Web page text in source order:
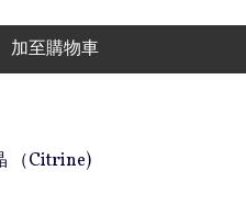
加至購物車
（Citrine)